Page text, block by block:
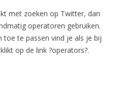
met zoeken op Twitter, dan
operatoren gebruiken.
te passen vind je als je bij
op de link ?operators?.